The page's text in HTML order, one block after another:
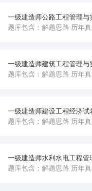
一级建造师公路工程管理与
题库包含：解题思路 历年
一级建造师建筑工程管理与
题库包含：解题思路 历年
一级建造师建设工程经济试
题库包含：解题思路 历年
一级建造师水利水电工程管
题库包含：解题思路 历年